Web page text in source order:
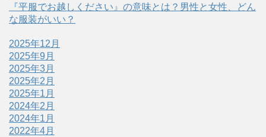
『平服でお越しください』の意味とは？男性と女性、どん
な服装がいい？
2025年12月
2025年9月
2025年3月
2025年2月
2025年1月
2024年2月
2024年1月
2022年4月